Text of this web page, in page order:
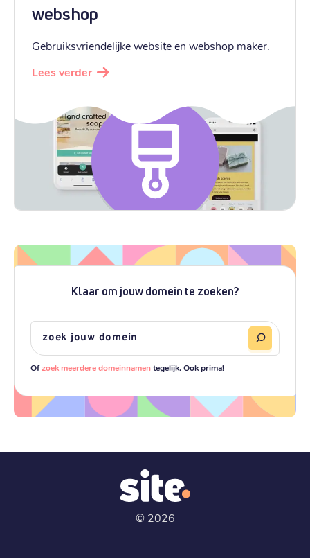
webshop
Gebruiksvriendelijke website en webshop maker.
Lees verder
Klaar om jouw domein te zoeken?
Ofzoek meerdere domeinnamentegelijk. Ook prima!
© 2026